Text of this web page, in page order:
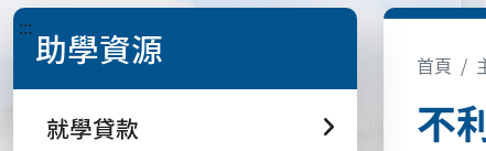
::: 助學資源
就學貸款
首頁
不